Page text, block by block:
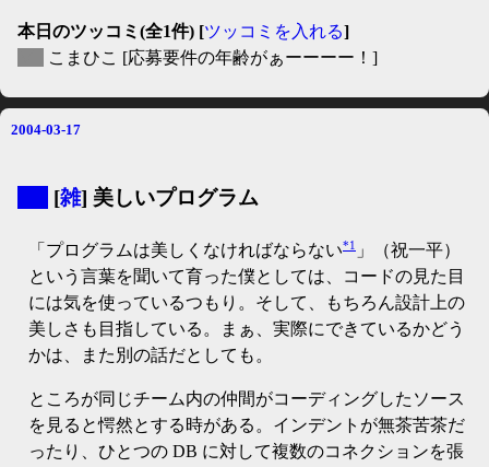
本日のツッコミ(全1件) [ツッコミを入れる]
こまひこ [応募要件の年齢がぁーーーー！]
2004-03-17
[雑] 美しいプログラム
「プログラムは美しくなければならない*1 」（祝一平）
という言葉を聞いて育った僕としては、コードの見た目
には気を使っているつもり。そして、もちろん設計上の
美しさも目指している。まぁ、実際にできているかどう
かは、また別の話だとしても。
ところが同じチーム内の仲間がコーディングしたソース
を見ると愕然とする時がある。インデントが無茶苦茶だ
ったり、ひとつの DB に対して複数のコネクションを張